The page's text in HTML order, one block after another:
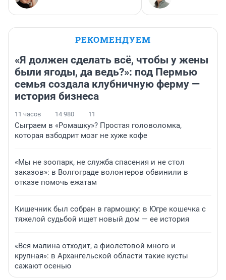
РЕКОМЕНДУЕМ
«Я должен сделать всё, чтобы у жены
были ягоды, да ведь?»: под Пермью
семья создала клубничную ферму —
история бизнеса
11 часов 14 980 11
Сыграем в «Ромашку»? Простая головоломка,
которая взбодрит мозг не хуже кофе
«Мы не зоопарк, не служба спасения и не стол
заказов»: в Волгограде волонтеров обвинили в
отказе помочь ежатам
Кишечник был собран в гармошку: в Югре кошечка с
тяжелой судьбой ищет новый дом — ее история
«Вся малина отходит, а фиолетовой много и
крупная»: в Архангельской области такие кусты
сажают осенью